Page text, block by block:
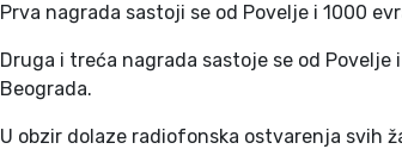
Prva nagrada sastoji se od Povelje i 1000
Druga i treća nagrada sastoje se od
Beograda.
U obzir dolaze radiofonska ostvarenja svih